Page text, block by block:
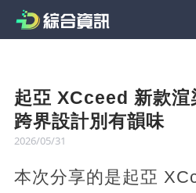
起亞 XCceed 新款渲
跨界設計別有韻味
2026/05/31
本次分享的是起亞